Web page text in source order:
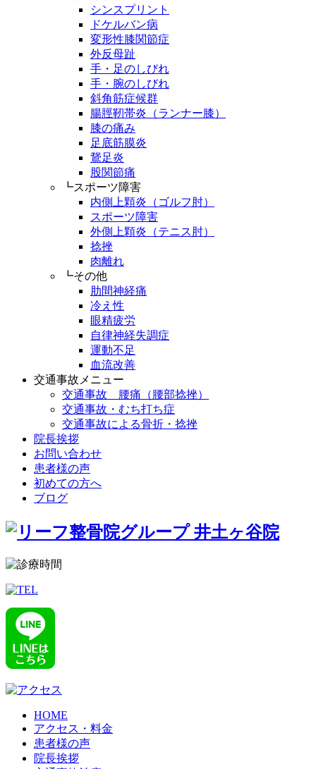
シンスプリント
ドケルバン病
変形性膝関節症
外反母趾
手・足のしびれ
手・腕のしびれ
斜角筋症候群
腸脛靭帯炎（ランナー膝）
膝の痛み
足底筋膜炎
鵞足炎
股関節痛
┗スポーツ障害
内側上顆炎（ゴルフ肘）
スポーツ障害
外側上顆炎（テニス肘）
捻挫
肉離れ
┗その他
肋間神経痛
冷え性
眼精疲労
自律神経失調症
運動不足
血流改善
交通事故メニュー
交通事故 腰痛（腰部捻挫）
交通事故・むち打ち症
交通事故による骨折・捻挫
院長挨拶
お問い合わせ
患者様の声
初めての方へ
ブログ
HOME
アクセス・料金
患者様の声
院長挨拶